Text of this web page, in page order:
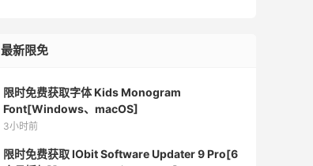
最新限免
限时免费获取字体 Kids Monogram
Font[Windows、macOS]
3小时前
限时免费获取 IObit Software Updater 9 Pro[6